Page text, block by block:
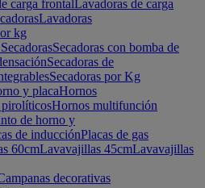
carga frontalLavadoras de carga
Lavadoras
kg
Secadoras con bomba de
Secadoras de
Secadoras por Kg
y placaHornos
Hornos multifunción
de horno y
de inducciónPlacas de gas
60cmLavavajillas 45cmLavavajillas
decorativas